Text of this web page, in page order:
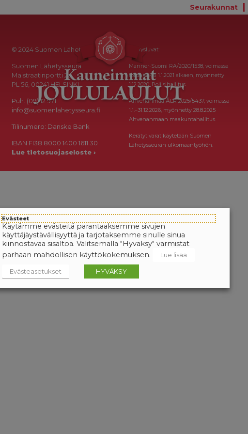
Seurakunnat
© 2024 Suomen Lähetysseura
Suomen Lähetysseura
Maistraatinportti 2a
PL 56, 00241 HELSINKI
Puh. (09) 12 971
info@suomenlahetysseura.fi
Tilinumero: Danske Bank
IBAN FI38 8000 1400 1611 30
Lue tietosuojaseloste ›
Keräysluvat:
Manner-Suomi RA/2020/1538, voimassa
toistaiseksi 1.1.2021 alkaen, myönnetty
1.12.2020, Poliisihallitus.
Ahvenanmaa ÅLR 2025/5437, voimassa
1.1.–31.12.2026, myönnetty 28.8.2025
Ahvenanmaan maakuntahallitus.
Kerätyt varat käytetään Suomen
Lähetysseuran ulkomaantyöhön.
Evästeet
Käytämme evästeitä parantaaksemme sivujen
käyttäjäystävällisyyttä ja tarjotaksemme sinulle sinua
kiinnostavaa sisältöä. Valitsemalla "Hyväksy" varmistat
parhaan mahdollisen käyttökokemuksen.
Lue lisää
Evästeasetukset HYVÄKSY